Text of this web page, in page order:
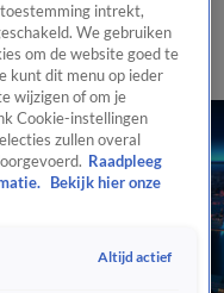
de redactiePanelVideo's
toestemming intrekt,
We gebruiken
om de website goed te
kunt dit menu op ieder
wijzigen of om je
Cookie-instellingen
zullen overal
Raadpleeg
Bekijk hier onze
Altijd actief